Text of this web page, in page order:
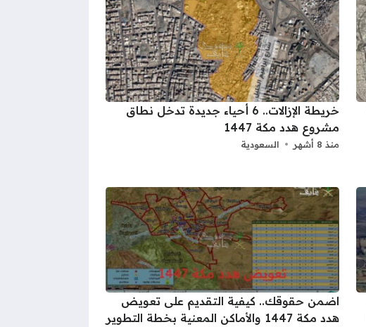
خريطة الإزالات.. 6 أحياء جديدة تدخل نطاق
مشروع هدد مكة 1447
منذ 8 أشهر السعودية
اضمن حقوقك.. كيفية التقديم على تعويض
هدد مكة 1447 والأماكن المعنية بخطة التطوير